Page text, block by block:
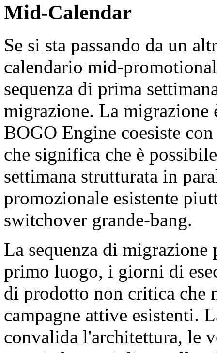
Mid-Calendar
Se si sta passando da un
calendario mid-
sequenza di prima
migrazione. La migrazione
BOGO Engine coesiste
che significa che è
settimana strutturata in
promozionale esistente
switchover grande-bang.
La sequenza di
primo luogo, i giorni di
di prodotto non critica che
campagne attive esistenti.
convalida l'architettura, le